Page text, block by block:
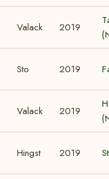
Valack 2019
Sto 2019
Valack 2019
Hingst 2019